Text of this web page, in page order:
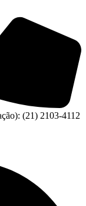
(21) 2103-4112